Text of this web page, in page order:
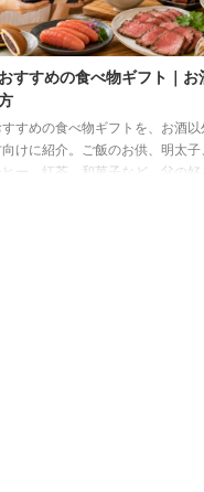
すすめの食べ物ギフト｜お
すめの食べ物ギフトを、お酒以
向けに紹介。ご飯のお供、明太子
ー、紅茶、和菓子など、父の好